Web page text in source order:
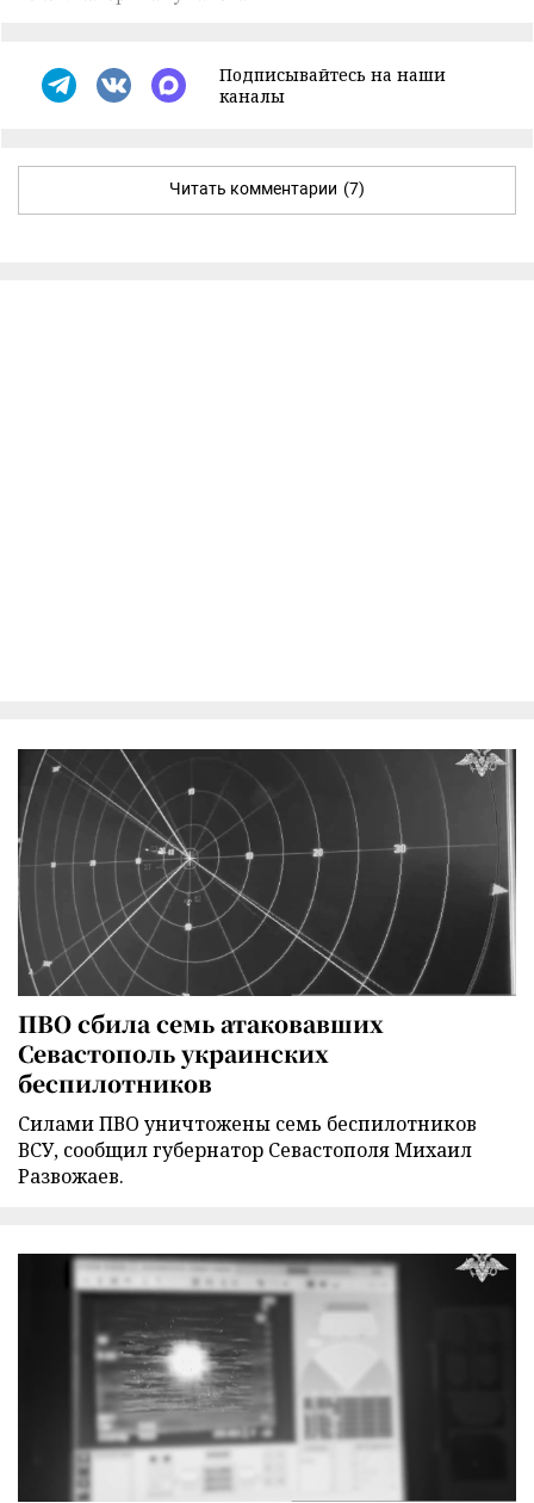
Подписывайтесь на наши
каналы
Читать комментарии (7)
ПВО сбила семь атаковавших
Севастополь украинских
беспилотников
Силами ПВО уничтожены семь беспилотников
ВСУ, сообщил губернатор Севастополя Михаил
Развожаев.